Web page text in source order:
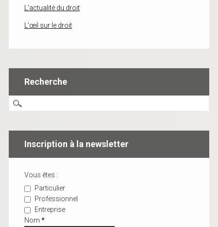
L'actualité du droit
L'œil sur le droit
Recherche
Inscription à la newsletter
Vous êtes :
Particulier
Professionnel
Entreprise
Nom *